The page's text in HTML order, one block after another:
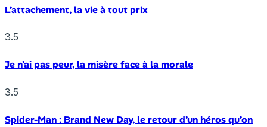
L’attachement, la vie à tout prix
3.5
Je n’ai pas peur, la misère face à la morale
3.5
Spider-Man : Brand New Day, le retour d’un héros qu’on